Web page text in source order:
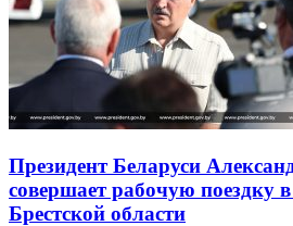
Президент Беларуси
совершает рабочую поездку
Брестской области